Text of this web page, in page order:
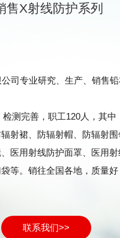
售X射线防护系列
司专业研究、生产、销售
测完善，职工120人，其
射裙、防辐射帽、防辐射
医用射线防护面罩、医用
等。销往全国各地，质量
联系我们>>